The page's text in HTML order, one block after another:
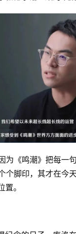
为《鸣潮》把每一
个脚印，其才在今
。